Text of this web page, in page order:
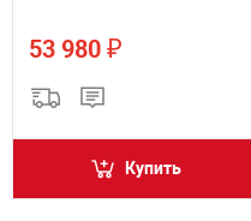
53 980 ₽
Купить